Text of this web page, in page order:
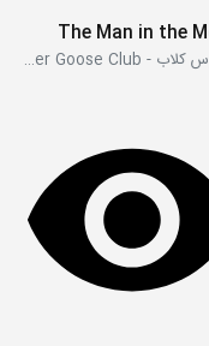
The Man in the
مادر گوس کلاب - Mother Goose Club